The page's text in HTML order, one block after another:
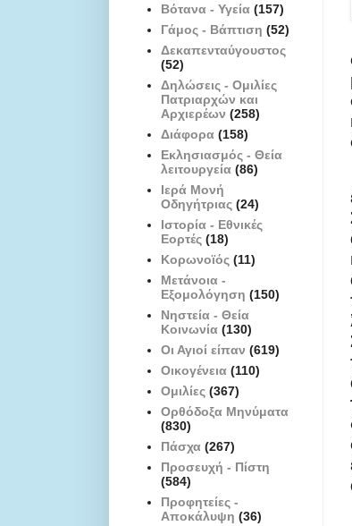
Βότανα - Υγεία (157)
Γάμος - Βάπτιση (52)
Δεκαπενταύγουστος
(52)
Δηλώσεις - Ομιλίες
Πατριαρχών και
Αρχιερέων (258)
Διάφορα (158)
Εκλησιασμός - Θεία
λειτουργεία (86)
Ιερά Μονή
Οδηγήτριας (24)
Ιστορία - Εθνικές
Εορτές (18)
Κορωνοϊός (11)
Μετάνοια -
Εξομολόγηση (150)
Νηστεία - Θεία
Κοινωνία (130)
Οι Αγιοί είπαν (619)
Οικογένεια (110)
Ομιλίες (367)
Ορθόδοξα Μηνύματα
(830)
Πάσχα (267)
Προσευχή - Πίστη
(584)
Προφητείες -
Αποκάλυψη (36)